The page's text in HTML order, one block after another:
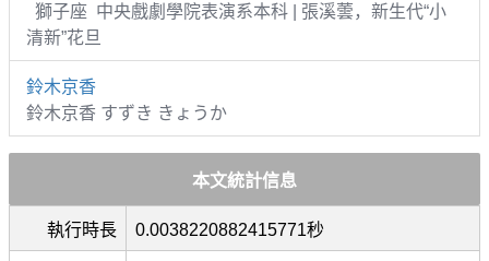
獅子座 中央戲劇學院表演系本科 | 張溪蕓，新生代“小
清新”花旦
鈴木京香
鈴木京香 すずき きょうか
本文統計信息
執行時長 0.0038220882415771秒